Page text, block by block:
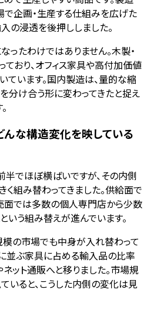
企画・生産する仕組みを広げた
の浸透を後押ししました。
ったわけではありません。木製・
おり、オフィス家具や高付加価値
います。国内製造は、量的な縮
分け合う形に変わってきたと捉え
な構造変化を映している
でほぼ横ばいですが、その内側
く組み替わってきました。供給面で
面では多数の個人専門店から少数
いう組み替えが進んでいます。
の市場でも中身が入れ替わって
並ぶ家具に占める輸入品の比率
ット通販へと移りました。市場規
いると、こうした内側の変化は見